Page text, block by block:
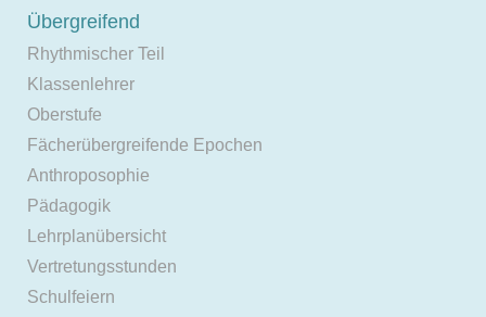
Übergreifend
Rhythmischer Teil
Klassenlehrer
Oberstufe
Fächerübergreifende Epochen
Anthroposophie
Pädagogik
Lehrplanübersicht
Vertretungsstunden
Schulfeiern